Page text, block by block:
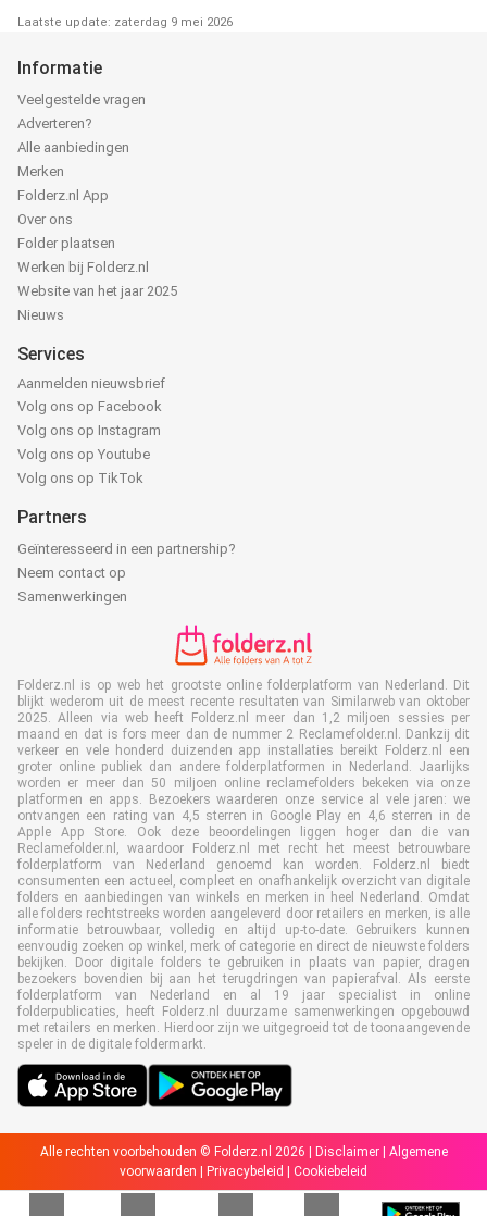
Laatste update: zaterdag 9 mei 2026
Informatie
Veelgestelde vragen
Adverteren?
Alle aanbiedingen
Merken
Folderz.nl App
Over ons
Folder plaatsen
Werken bij Folderz.nl
Website van het jaar 2025
Nieuws
Services
Aanmelden nieuwsbrief
Volg ons op Facebook
Volg ons op Instagram
Volg ons op Youtube
Volg ons op TikTok
Partners
Geïnteresseerd in een partnership?
Neem contact op
Samenwerkingen
Folderz.nl is op web het grootste online folderplatform van Nederland. Dit
blijkt wederom uit de meest recente resultaten van Similarweb van oktober
2025. Alleen via web heeft Folderz.nl meer dan 1,2 miljoen sessies per
maand en dat is fors meer dan de nummer 2 Reclamefolder.nl. Dankzij dit
verkeer en vele honderd duizenden app installaties bereikt Folderz.nl een
groter online publiek dan andere folderplatformen in Nederland. Jaarlijks
worden er meer dan 50 miljoen online reclamefolders bekeken via onze
platformen en apps. Bezoekers waarderen onze service al vele jaren: we
ontvangen een rating van 4,5 sterren in Google Play en 4,6 sterren in de
Apple App Store. Ook deze beoordelingen liggen hoger dan die van
Reclamefolder.nl, waardoor Folderz.nl met recht het meest betrouwbare
folderplatform van Nederland genoemd kan worden. Folderz.nl biedt
consumenten een actueel, compleet en onafhankelijk overzicht van digitale
folders en aanbiedingen van winkels en merken in heel Nederland. Omdat
alle folders rechtstreeks worden aangeleverd door retailers en merken, is alle
informatie betrouwbaar, volledig en altijd up-to-date. Gebruikers kunnen
eenvoudig zoeken op winkel, merk of categorie en direct de nieuwste folders
bekijken. Door digitale folders te gebruiken in plaats van papier, dragen
bezoekers bovendien bij aan het terugdringen van papierafval. Als eerste
folderplatform van Nederland en al 19 jaar specialist in online
folderpublicaties, heeft Folderz.nl duurzame samenwerkingen opgebouwd
met retailers en merken. Hierdoor zijn we uitgegroeid tot de toonaangevende
speler in de digitale foldermarkt.
Alle rechten voorbehouden © Folderz.nl 2026 | Disclaimer| Algemene
voorwaarden
Privacybeleid Cookiebeleid